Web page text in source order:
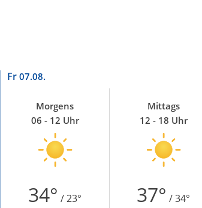
Fr 07.08.
Morgens
06 - 12 Uhr
Mittags
12 - 18 Uhr
34° / 23° 37° / 34°
Sonnenschein heute
Zur Sonnenscheindauerkarte